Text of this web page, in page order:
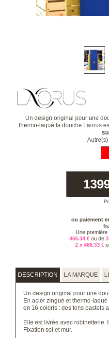
Un design original pour une
thermo-laqué la douche Laorus
ou paiement
Une première
466.34 €ou de
2 x 466.33 €
DESCRIPTION LA MARQUE
Un design original pour une
En acier zingué et thermo-
en 16 coloris : des tons pastels
Elle est livrée avec robinetterie.
Fixation sol et mur.